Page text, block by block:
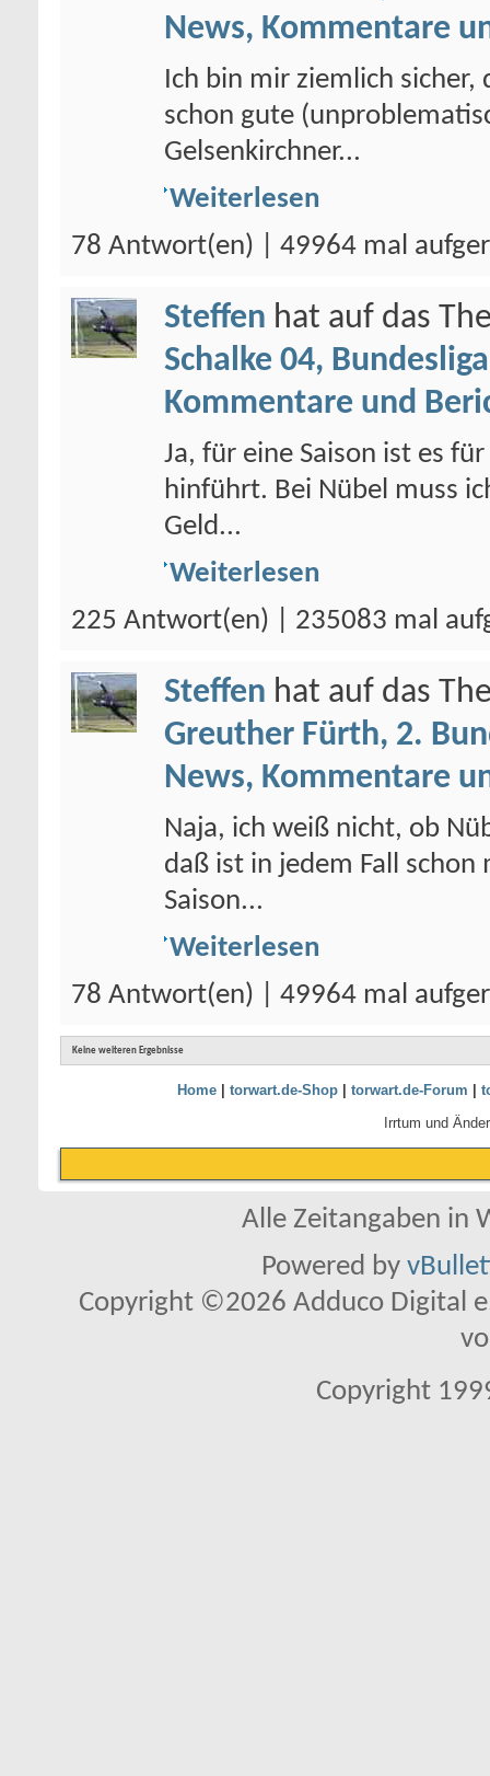
News, Kommentare
Ich bin mir ziemlich sicher,
schon gute
Gelsenkirchner...
Weiterlesen
78 Antwort(en) | 49964 mal
Steffen hat auf das
Schalke 04,
Kommentare und
Ja, für eine Saison ist es
hinführt. Bei Nübel muss
Geld...
Weiterlesen
225 Antwort(en) | 235083 mal
Steffen hat auf das
Greuther Fürth, 2.
News, Kommentare
Naja, ich weiß nicht, ob
daß ist in jedem Fall schon
Saison...
Weiterlesen
78 Antwort(en) | 49964 mal
Keine weiteren Ergebnisse
Home| torwart.de-Shop| torwart.de-Forum
Irrtum und
Alle Zeitangaben in
Powered by
Copyright ©2026 Adduco Digital
Copyright